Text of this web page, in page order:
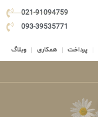
021-91094759
093-39535771
پرداخت همکاری وبلاگ